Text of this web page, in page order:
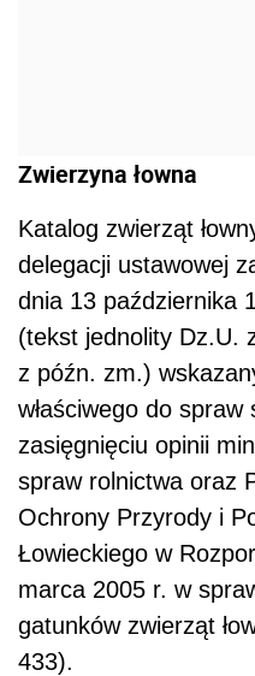
Zwierzyna łowna
Katalog zwierząt
delegacji ustawowej
dnia 13 października
(tekst jednolity Dz.U.
z późn. zm.)
właściwego do
zasięgnięciu opinii
spraw rolnictwa oraz
Ochrony Przyrody i
Łowieckiego w
marca 2005 r. w
gatunków zwierząt
433).